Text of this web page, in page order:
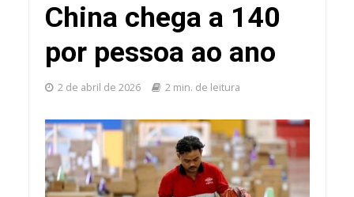
China chega a 140
por pessoa ao ano
2 de abril de 2026 2 min. de leitura